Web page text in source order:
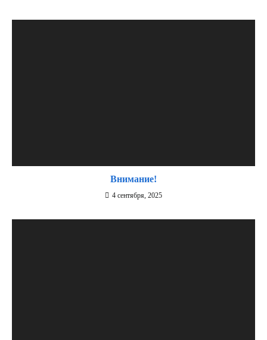
Внимание!
4 сентября, 2025